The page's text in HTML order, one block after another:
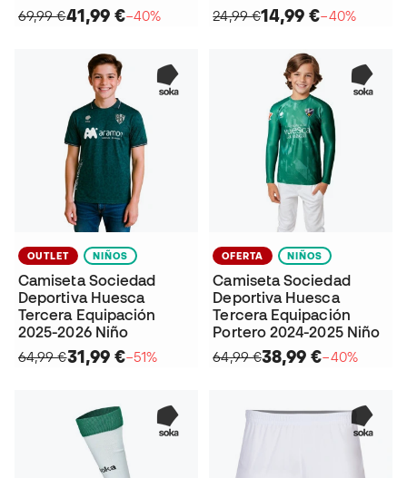
69,99 €41,99 €−40%
24,99 €14,99 €−40%
OUTLET NIÑOS
Camiseta Sociedad
Deportiva Huesca
Tercera Equipación
2025-2026 Niño
64,99 €31,99 €−51%
OFERTA NIÑOS
Camiseta Sociedad
Deportiva Huesca
Tercera Equipación
Portero 2024-2025 Niño
64,99 €38,99 €−40%